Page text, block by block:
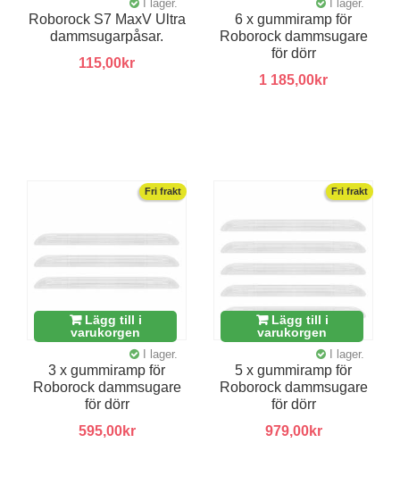
I lager.
Roborock S7 MaxV Ultra
dammsugarpåsar.
115,00kr
I lager.
6 x gummiramp för
Roborock dammsugare
för dörr
1 185,00kr
Fri frakt
Lägg till i
varukorgen
I lager.
3 x gummiramp för
Roborock dammsugare
för dörr
595,00kr
Fri frakt
Lägg till i
varukorgen
I lager.
5 x gummiramp för
Roborock dammsugare
för dörr
979,00kr